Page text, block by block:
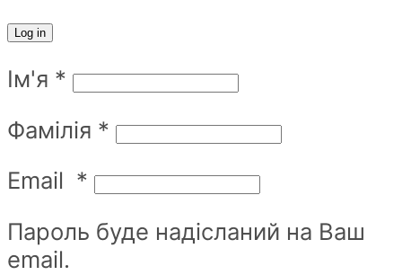
Log in
Ім'я *
Фамілія *
Email *
Пароль буде надісланий на Ваш
email.